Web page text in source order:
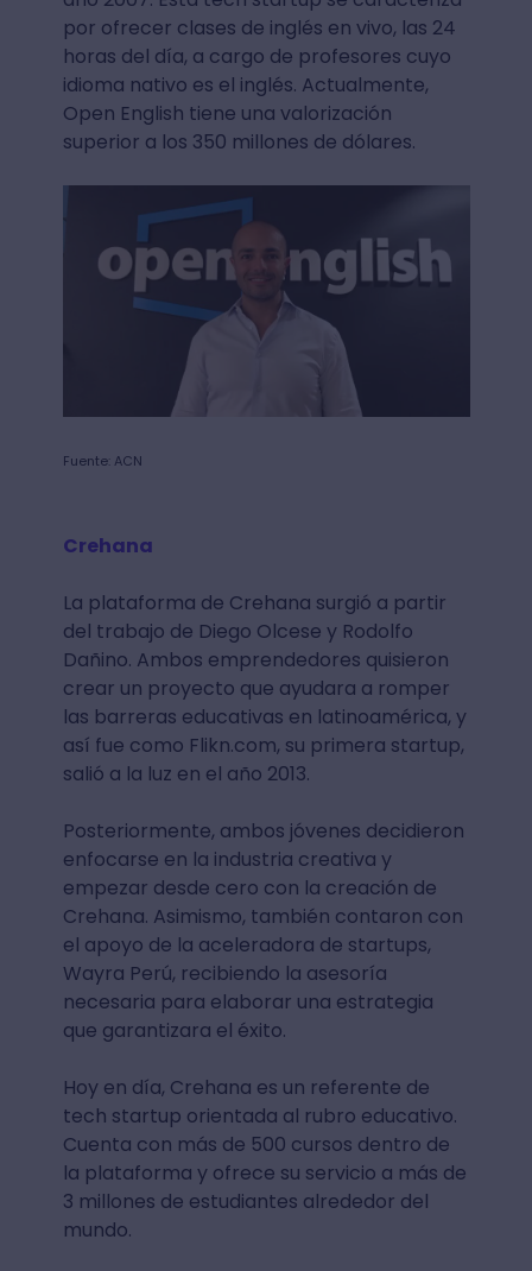
por ofrecer clases de inglés en vivo, las 24
horas del día, a cargo de profesores cuyo
idioma nativo es el inglés. Actualmente,
Open English tiene una valorización
superior a los 350 millones de dólares.
Fuente: ACN
Crehana
La plataforma de Crehana surgió a partir
del trabajo de Diego Olcese y Rodolfo
Dañino. Ambos emprendedores quisieron
crear un proyecto que ayudara a romper
las barreras educativas en latinoamérica, y
así fue como Flikn.com, su primera startup,
salió a la luz en el año 2013.
Posteriormente, ambos jóvenes decidieron
enfocarse en la industria creativa y
empezar desde cero con la creación de
Crehana. Asimismo, también contaron con
el apoyo de la aceleradora de startups,
Wayra Perú, recibiendo la asesoría
necesaria para elaborar una estrategia
que garantizara el éxito.
Hoy en día, Crehana es un referente de
tech startup orientada al rubro educativo.
Cuenta con más de 500 cursos dentro de
la plataforma y ofrece su servicio a más de
3 millones de estudiantes alrededor del
mundo.